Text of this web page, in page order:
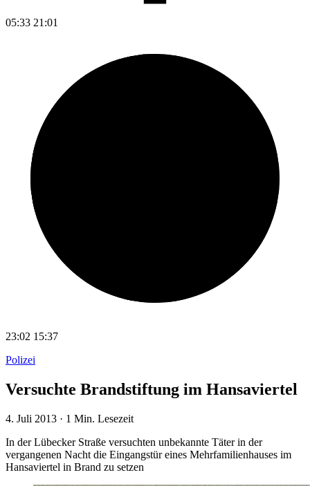
05:33 21:01
23:02 15:37
Polizei
Versuchte Brandstiftung im Hansaviertel
4. Juli 2013 · 1 Min. Lesezeit
In der Lübecker Straße versuchten unbekannte Täter in der
vergangenen Nacht die Eingangstür eines Mehrfamilienhauses im
Hansaviertel in Brand zu setzen